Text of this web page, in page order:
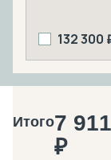
132 300
Итого7
₽